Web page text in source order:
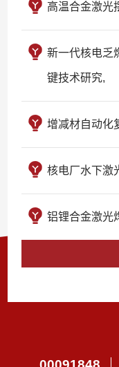
高温合金激光
新一代核电乏
键技术研究,
增减材自动化
核电厂水下激
铝锂合金激光